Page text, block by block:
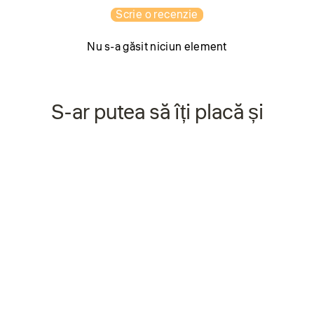
Scrie o recenzie
Nu s-a găsit niciun element
S-ar putea să îți placă și